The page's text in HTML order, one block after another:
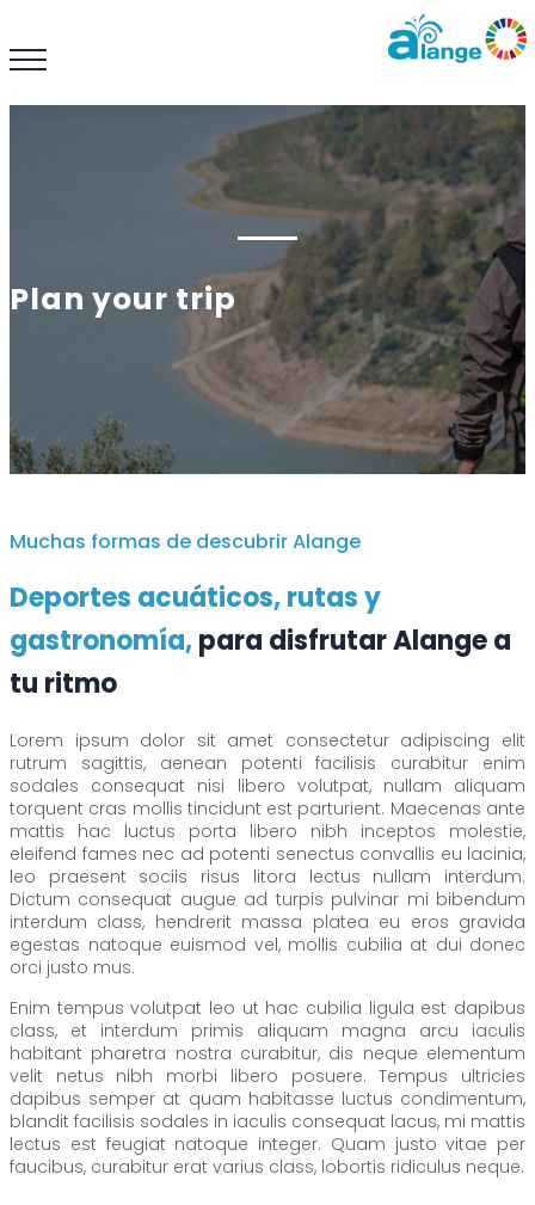
Plan your trip
Muchas formas de descubrir Alange
Deportes acuáticos, rutas y
gastronomía,para disfrutar Alange a
tu ritmo
Lorem ipsum dolor sit amet consectetur adipiscing elit
rutrum sagittis, aenean potenti facilisis curabitur enim
sodales consequat nisi libero volutpat, nullam aliquam
torquent cras mollis tincidunt est parturient. Maecenas ante
mattis hac luctus porta libero nibh inceptos molestie,
eleifend fames nec ad potenti senectus convallis eu lacinia,
leo praesent sociis risus litora lectus nullam interdum.
Dictum consequat augue ad turpis pulvinar mi bibendum
interdum class, hendrerit massa platea eu eros gravida
egestas natoque euismod vel, mollis cubilia at dui donec
orci justo mus.
Enim tempus volutpat leo ut hac cubilia ligula est dapibus
class, et interdum primis aliquam magna arcu iaculis
habitant pharetra nostra curabitur, dis neque elementum
velit netus nibh morbi libero posuere. Tempus ultricies
dapibus semper at quam habitasse luctus condimentum,
blandit facilisis sodales in iaculis consequat lacus, mi mattis
lectus est feugiat natoque integer. Quam justo vitae per
faucibus, curabitur erat varius class, lobortis ridiculus neque.